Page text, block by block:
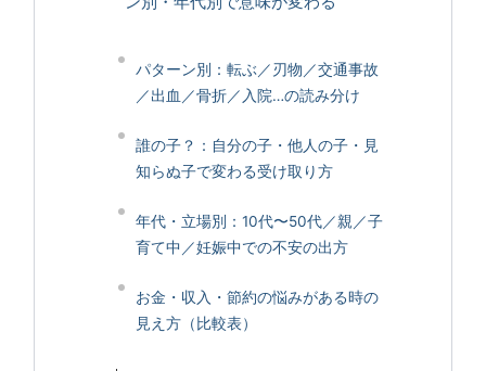
パターン別：転ぶ／刃物／交通事故
／出血／骨折／入院…の読み分け
誰の子？：自分の子・他人の子・見
知らぬ子で変わる受け取り方
年代・立場別：10代〜50代／親／子
育て中／妊娠中での不安の出方
お金・収入・節約の悩みがある時の
見え方（比較表）